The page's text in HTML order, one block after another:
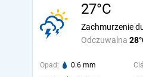
27°C
Odczuwalna
Zachmurzenie
Opad: 0.6 mm